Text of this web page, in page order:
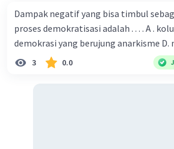
milenaris dalam keyakinan mereka.
gerakan-gerakan seperti Gereja
gerakan Pentakostal yang
kedatangan masa keemasan atau
besaran yang akan datang.
Dampak negatif yang bisa timbul
proses demokratisasi adalah . . . . A .
demokrasi yang berujung anarkisme D.
3 0.0